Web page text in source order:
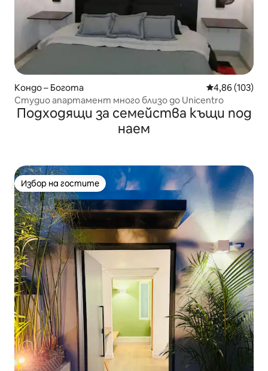
Кондо – Богота Средна
4,86 (103)
Студио апартамент много близо до Unicentro
Подходящи за семейства къщи под
наем
Избор на гостите
Избор на гостите